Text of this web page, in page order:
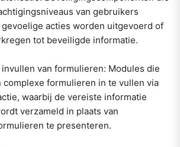
van gebruikers
acties worden uitgevoerd of
tot beveiligde informatie.
van formulieren: Modules die
formulieren in te vullen via
waarbij de vereiste informatie
verzameld in plaats van
te presenteren.